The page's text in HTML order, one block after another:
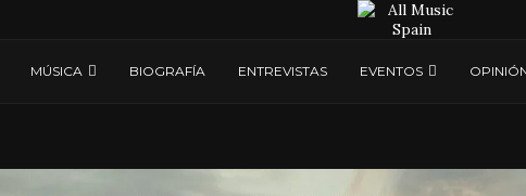
MÚSICA BIOGRAFÍA ENTREVISTAS EVENTOS